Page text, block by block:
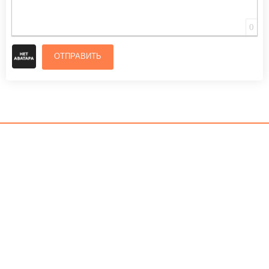
0
ОТПРАВИТЬ